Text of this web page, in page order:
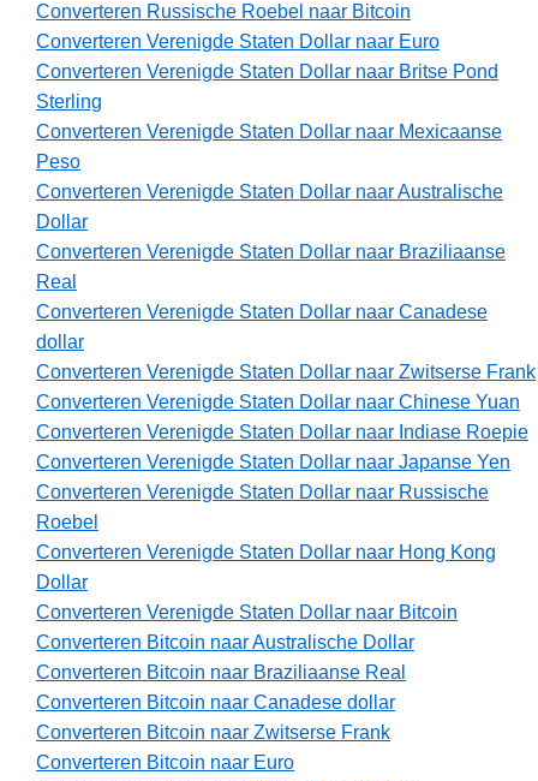
Converteren Russische Roebel naar Bitcoin
Converteren Verenigde Staten Dollar naar Euro
Converteren Verenigde Staten Dollar naar Britse Pond
Sterling
Converteren Verenigde Staten Dollar naar Mexicaanse
Peso
Converteren Verenigde Staten Dollar naar Australische
Dollar
Converteren Verenigde Staten Dollar naar Braziliaanse
Real
Converteren Verenigde Staten Dollar naar Canadese
dollar
Converteren Verenigde Staten Dollar naar Zwitserse Frank
Converteren Verenigde Staten Dollar naar Chinese Yuan
Converteren Verenigde Staten Dollar naar Indiase Roepie
Converteren Verenigde Staten Dollar naar Japanse Yen
Converteren Verenigde Staten Dollar naar Russische
Roebel
Converteren Verenigde Staten Dollar naar Hong Kong
Dollar
Converteren Verenigde Staten Dollar naar Bitcoin
Converteren Bitcoin naar Australische Dollar
Converteren Bitcoin naar Braziliaanse Real
Converteren Bitcoin naar Canadese dollar
Converteren Bitcoin naar Zwitserse Frank
Converteren Bitcoin naar Euro